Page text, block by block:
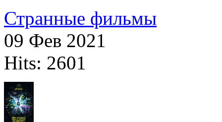
Странные фильмы
09 Фев 2021
Hits: 2601